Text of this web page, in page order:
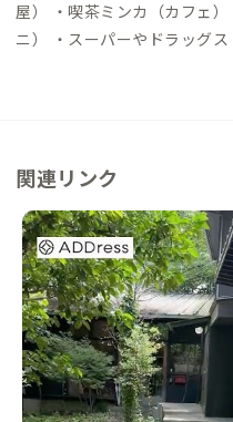
屋） ・喫茶ミンカ（カフェ
ニ） ・スーパーやドラッグ
関連リンク